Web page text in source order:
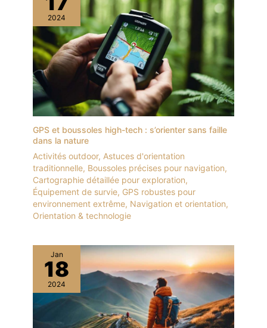
2024
GPS et boussoles high-tech : s’orienter sans faille
dans la nature
Activités outdoor, Astuces d'orientation
traditionnelle, Boussoles précises pour navigation,
Cartographie détaillée pour exploration,
Équipement de survie, GPS robustes pour
environnement extrême, Navigation et orientation,
Orientation & technologie
Jan
18
2024